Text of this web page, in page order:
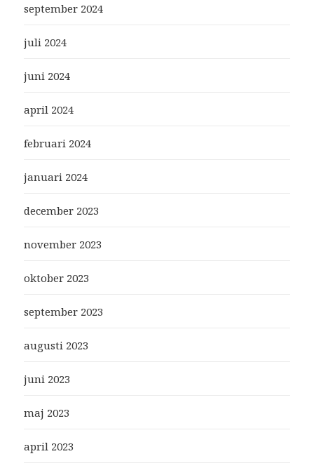
september 2024
juli 2024
juni 2024
april 2024
februari 2024
januari 2024
december 2023
november 2023
oktober 2023
september 2023
augusti 2023
juni 2023
maj 2023
april 2023